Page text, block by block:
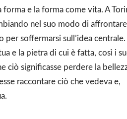
forma e la forma come vita. A
nel suo modo di
soffermarsi sull’idea centrale.
e la pietra di cui è fatta, così i
ciò significasse perdere la
raccontare ciò che vedeva e,